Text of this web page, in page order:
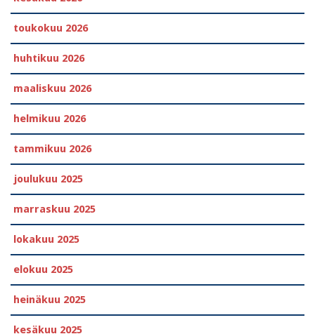
toukokuu 2026
huhtikuu 2026
maaliskuu 2026
helmikuu 2026
tammikuu 2026
joulukuu 2025
marraskuu 2025
lokakuu 2025
elokuu 2025
heinäkuu 2025
kesäkuu 2025